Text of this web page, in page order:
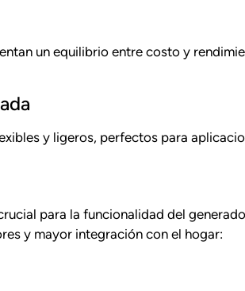
un equilibrio entre costo y
y ligeros, perfectos para
para la funcionalidad del
y mayor integración con el hogar: